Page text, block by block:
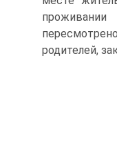
родителей,